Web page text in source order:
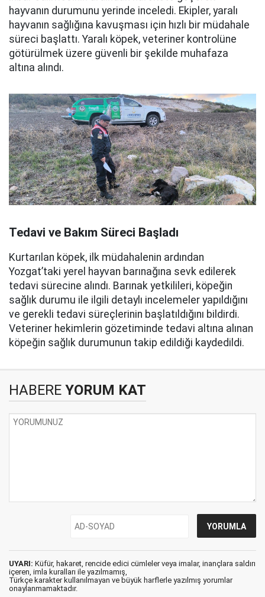
hayvanın durumunu yerinde inceledi. Ekipler, yaralı
hayvanın sağlığına kavuşması için hızlı bir müdahale
süreci başlattı. Yaralı köpek, veteriner kontrolüne
götürülmek üzere güvenli bir şekilde muhafaza
altına alındı.
Tedavi ve Bakım Süreci Başladı
Kurtarılan köpek, ilk müdahalenin ardından
Yozgat’taki yerel hayvan barınağına sevk edilerek
tedavi sürecine alındı. Barınak yetkilileri, köpeğin
sağlık durumu ile ilgili detaylı incelemeler yapıldığını
ve gerekli tedavi süreçlerinin başlatıldığını bildirdi.
Veteriner hekimlerin gözetiminde tedavi altına alınan
köpeğin sağlık durumunun takip edildiği kaydedildi.
HABERE YORUM KAT
UYARI: Küfür, hakaret, rencide edici cümleler veya imalar, inançlara saldırı
içeren, imla kuralları ile yazılmamış,
Türkçe karakter kullanılmayan ve büyük harflerle yazılmış yorumlar
onaylanmamaktadır.